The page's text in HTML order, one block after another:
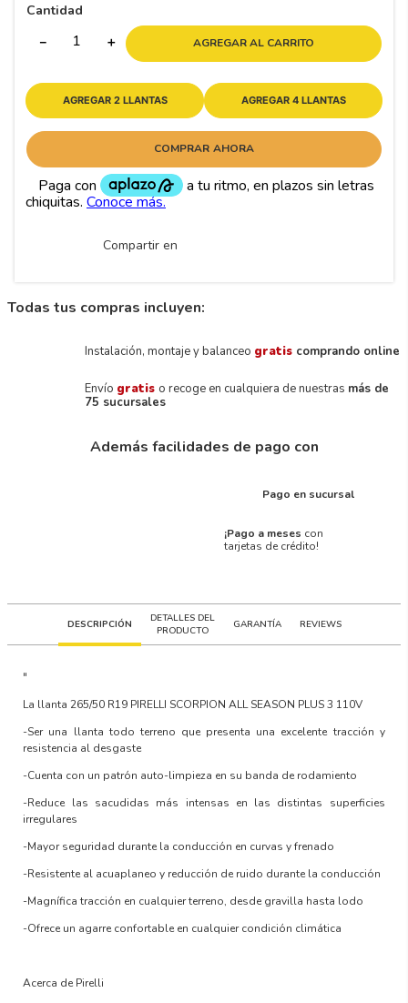
Cantidad
＋
－ AGREGAR AL CARRITO
AGREGAR 2 LLANTAS AGREGAR 4 LLANTAS
COMPRAR AHORA
Compartir en
Todas tus compras incluyen:
Instalación, montaje y balanceo gratis comprando online
Envío gratis o recoge en cualquiera de nuestras más de
75 sucursales
Además facilidades de pago con
Pago en sucursal
¡Pago a meses con
tarjetas de crédito!
DESCRIPCIÓN
DETALLES DEL
PRODUCTO
GARANTÍA REVIEWS
"
La llanta265/50 R19 PIRELLI SCORPION ALL SEASON PLUS 3 110V
-Ser una llanta todo terreno que presenta una excelente tracción y
resistencia al desgaste
-Cuenta con un patrón auto-limpieza en su banda de rodamiento
-Reduce las sacudidas más intensas en las distintas superficies
irregulares
-Mayor seguridad durante la conducción en curvas y frenado
-Resistente al acuaplaneo y reducción de ruido durante la conducción
-Magnífica tracción en cualquier terreno, desde gravilla hasta lodo
-Ofrece un agarre confortable en cualquier condición climática
Acerca de Pirelli